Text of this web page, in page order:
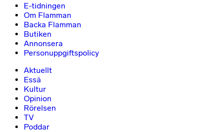
E-tidningen
Om Flamman
Backa Flamman
Butiken
Annonsera
Personuppgiftspolicy
Aktuellt
Essä
Kultur
Opinion
Rörelsen
TV
Poddar